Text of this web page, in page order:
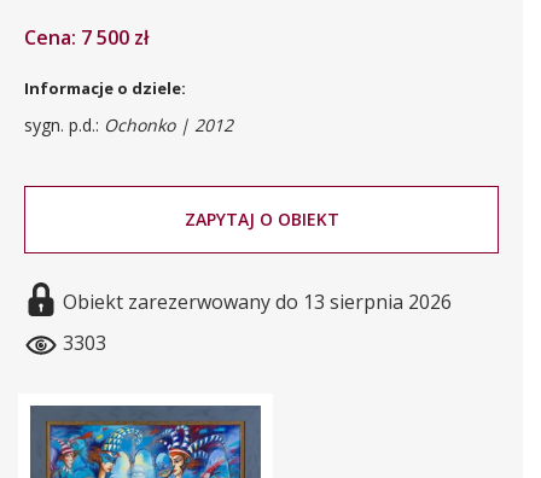
Cena: 7 500 zł
Informacje o dziele:
sygn. p.d.: Ochonko | 2012
ZAPYTAJ O OBIEKT
Obiekt zarezerwowany do 13 sierpnia 2026
3303